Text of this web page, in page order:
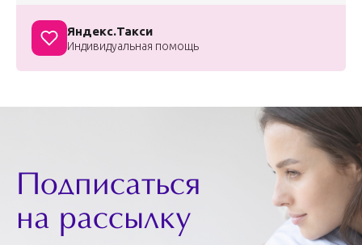
Яндекс.Такси
Индивидуальная помощь
Подписаться
на рассылку